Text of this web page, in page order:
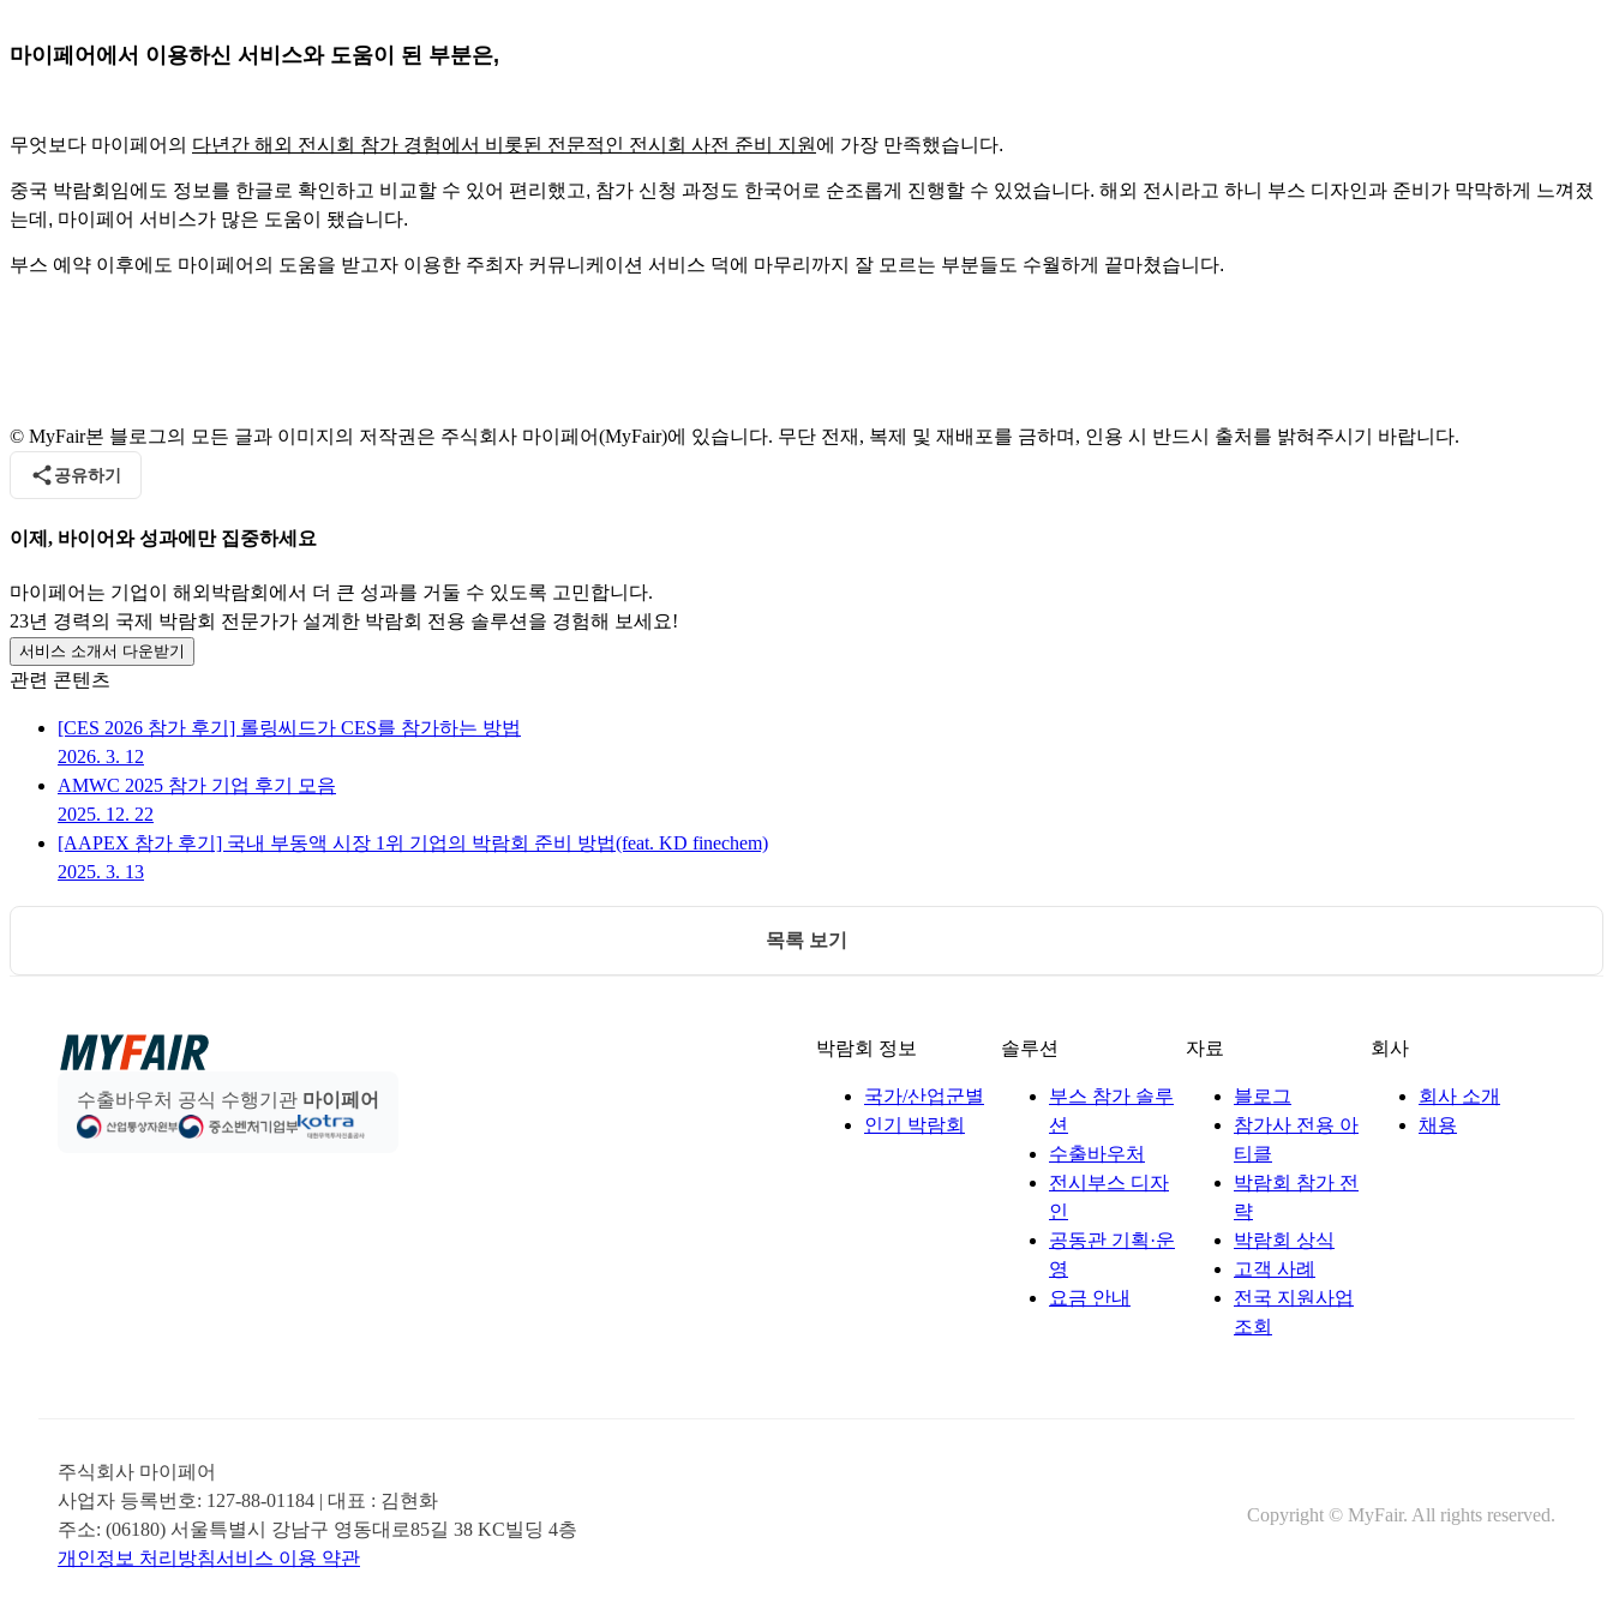
마이페어에서 이용하신 서비스와 도움이 된 부분은,
무엇보다 마이페어의 다년간 해외 전시회 참가 경험에서 비롯된 전문적인 전시회 사전 준비 지원 에 가장 만족했습니다.
중국 박람회임에도 정보를 한글로 확인하고 비교할 수 있어 편리했고, 참가 신청 과정도 한국어로 순조롭게 진행할 수 있었습니다. 해외 전시라고 하니 부스 디자인과 준비가 막막하게 느껴졌
는데, 마이페어 서비스가 많은 도움이 됐습니다.
부스 예약 이후에도 마이페어의 도움을 받고자 이용한 주최자 커뮤니케이션 서비스 덕에 마무리까지 잘 모르는 부분들도 수월하게 끝마쳤습니다.
© MyFair본 블로그의 모든 글과 이미지의 저작권은 주식회사 마이페어(MyFair)에 있습니다. 무단 전재, 복제 및 재배포를 금하며, 인용 시 반드시 출처를 밝혀주시기 바랍니다.
공유하기
이제, 바이어와 성과에만 집중하세요
마이페어는 기업이 해외박람회에서 더 큰 성과를 거둘 수 있도록 고민합니다.
23년 경력의 국제 박람회 전문가가 설계한 박람회 전용 솔루션을 경험해 보세요!
서비스 소개서 다운받기
관련 콘텐츠
[CES 2026 참가 후기] 롤링씨드가 CES를 참가하는 방법
2026. 3. 12
AMWC 2025 참가 기업 후기 모음
2025. 12. 22
[AAPEX 참가 후기] 국내 부동액 시장 1위 기업의 박람회 준비 방법(feat. KD finechem)
2025. 3. 13
목록 보기
수출바우처 공식 수행기관 마이페어
박람회 정보
국가/산업군별
인기 박람회
솔루션
부스 참가 솔루
션
수출바우처
전시부스 디자
인
공동관 기획·운
영
요금 안내
자료
블로그
참가사 전용 아
티클
박람회 참가 전
략
박람회 상식
고객 사례
전국 지원사업
조회
회사
회사 소개
채용
주식회사 마이페어
사업자 등록번호: 127-88-01184 | 대표 : 김현화
주소: (06180) 서울특별시 강남구 영동대로85길 38 KC빌딩 4층
개인정보 처리방침서비스 이용 약관
Copyright © MyFair. All rights reserved.